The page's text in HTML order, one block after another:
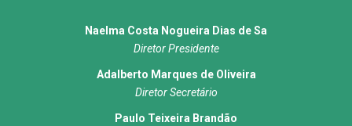
Naelma Costa Nogueira Dias de Sa
Diretor Presidente
Adalberto Marques de Oliveira
Diretor Secretário
Paulo Teixeira Brandão